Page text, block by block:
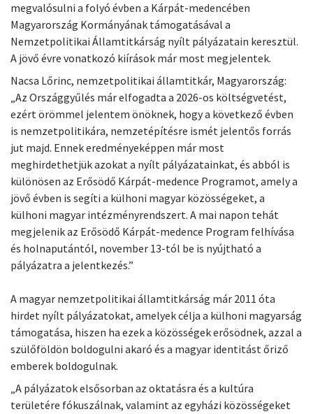
megvalósulni a folyó évben a Kárpát-medencében
Magyarország Kormányának támogatásával a
Nemzetpolitikai Államtitkárság nyílt pályázatain keresztül.
A jövő évre vonatkozó kiírások már most megjelentek.
Nacsa Lőrinc, nemzetpolitikai államtitkár, Magyarország:
„Az Országgyűlés már elfogadta a 2026-os költségvetést,
ezért örömmel jelentem önöknek, hogy a következő évben
is nemzetpolitikára, nemzetépítésre ismét jelentős forrás
jut majd. Ennek eredményeképpen már most
meghirdethetjük azokat a nyílt pályázatainkat, és abból is
különösen az Erősödő Kárpát-medence Programot, amely a
jövő évben is segíti a külhoni magyar közösségeket, a
külhoni magyar intézményrendszert. A mai napon tehát
megjelenik az Erősödő Kárpát-medence Program felhívása
és holnaputántól, november 13-tól be is nyújtható a
pályázatra a jelentkezés.”
A magyar nemzetpolitikai államtitkárság már 2011 óta
hirdet nyílt pályázatokat, amelyek célja a külhoni magyarság
támogatása, hiszen ha ezek a közösségek erősödnek, azzal a
szülőföldön boldogulni akaró és a magyar identitást őriző
emberek boldogulnak.
„A pályázatok elsősorban az oktatásra és a kultúra
területére fókuszálnak, valamint az egyházi közösségeket